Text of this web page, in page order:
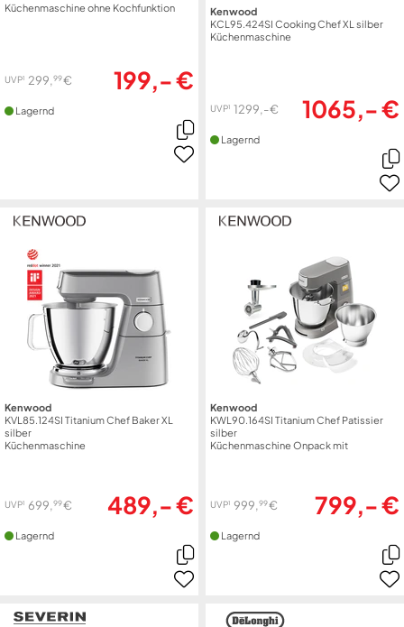
Küchenmaschine ohne Kochfunktion
UVP1 299,99€ 199,- €
Lagernd
Kenwood
KCL95.424SI Cooking Chef XL silber
Küchenmaschine
UVP1 1299,- € 1065,- €
Lagernd
Kenwood
KVL85.124SI Titanium Chef Baker XL
silber
Küchenmaschine
UVP1 699,99€ 489,- €
Lagernd
Kenwood
KWL90.164SI Titanium Chef Patissier
silber
Küchenmaschine Onpack mit
UVP1 999,99€ 799,- €
Lagernd